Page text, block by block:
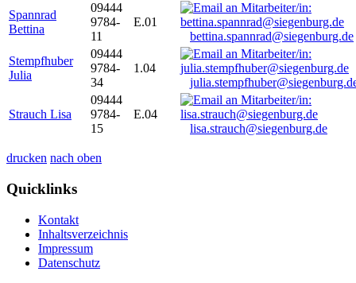
Spannrad
Bettina
09444
9784-
11
E.01
bettina.spannrad@siegenburg.de
Stempfhuber
Julia
09444
9784-
34
1.04
Strauch Lisa
09444
9784-
15
E.04
lisa.strauch@siegenburg.de
drucken nach oben
Quicklinks
Kontakt
Inhaltsverzeichnis
Impressum
Datenschutz